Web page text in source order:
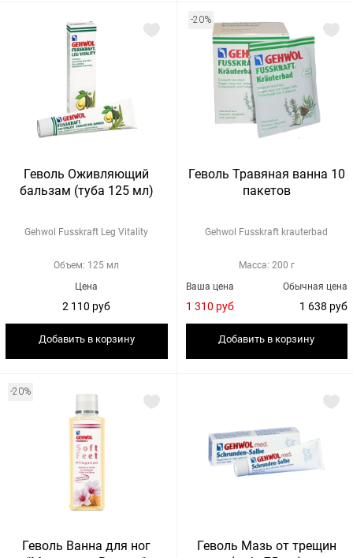
Геволь Оживляющий
бальзам (туба 125 мл)
Gehwol Fusskraft Leg Vitality
Объем: 125 мл
Цена
2 110 руб
Добавить в корзину
-20%
Геволь Травяная ванна 10
пакетов
Gehwol Fusskraft krauterbad
Масса: 200 г
Обычная цена
1 638 руб
Ваша цена
1 310 руб
Добавить в корзину
-20%
Геволь Ванна для ног
Геволь Мазь от трещин